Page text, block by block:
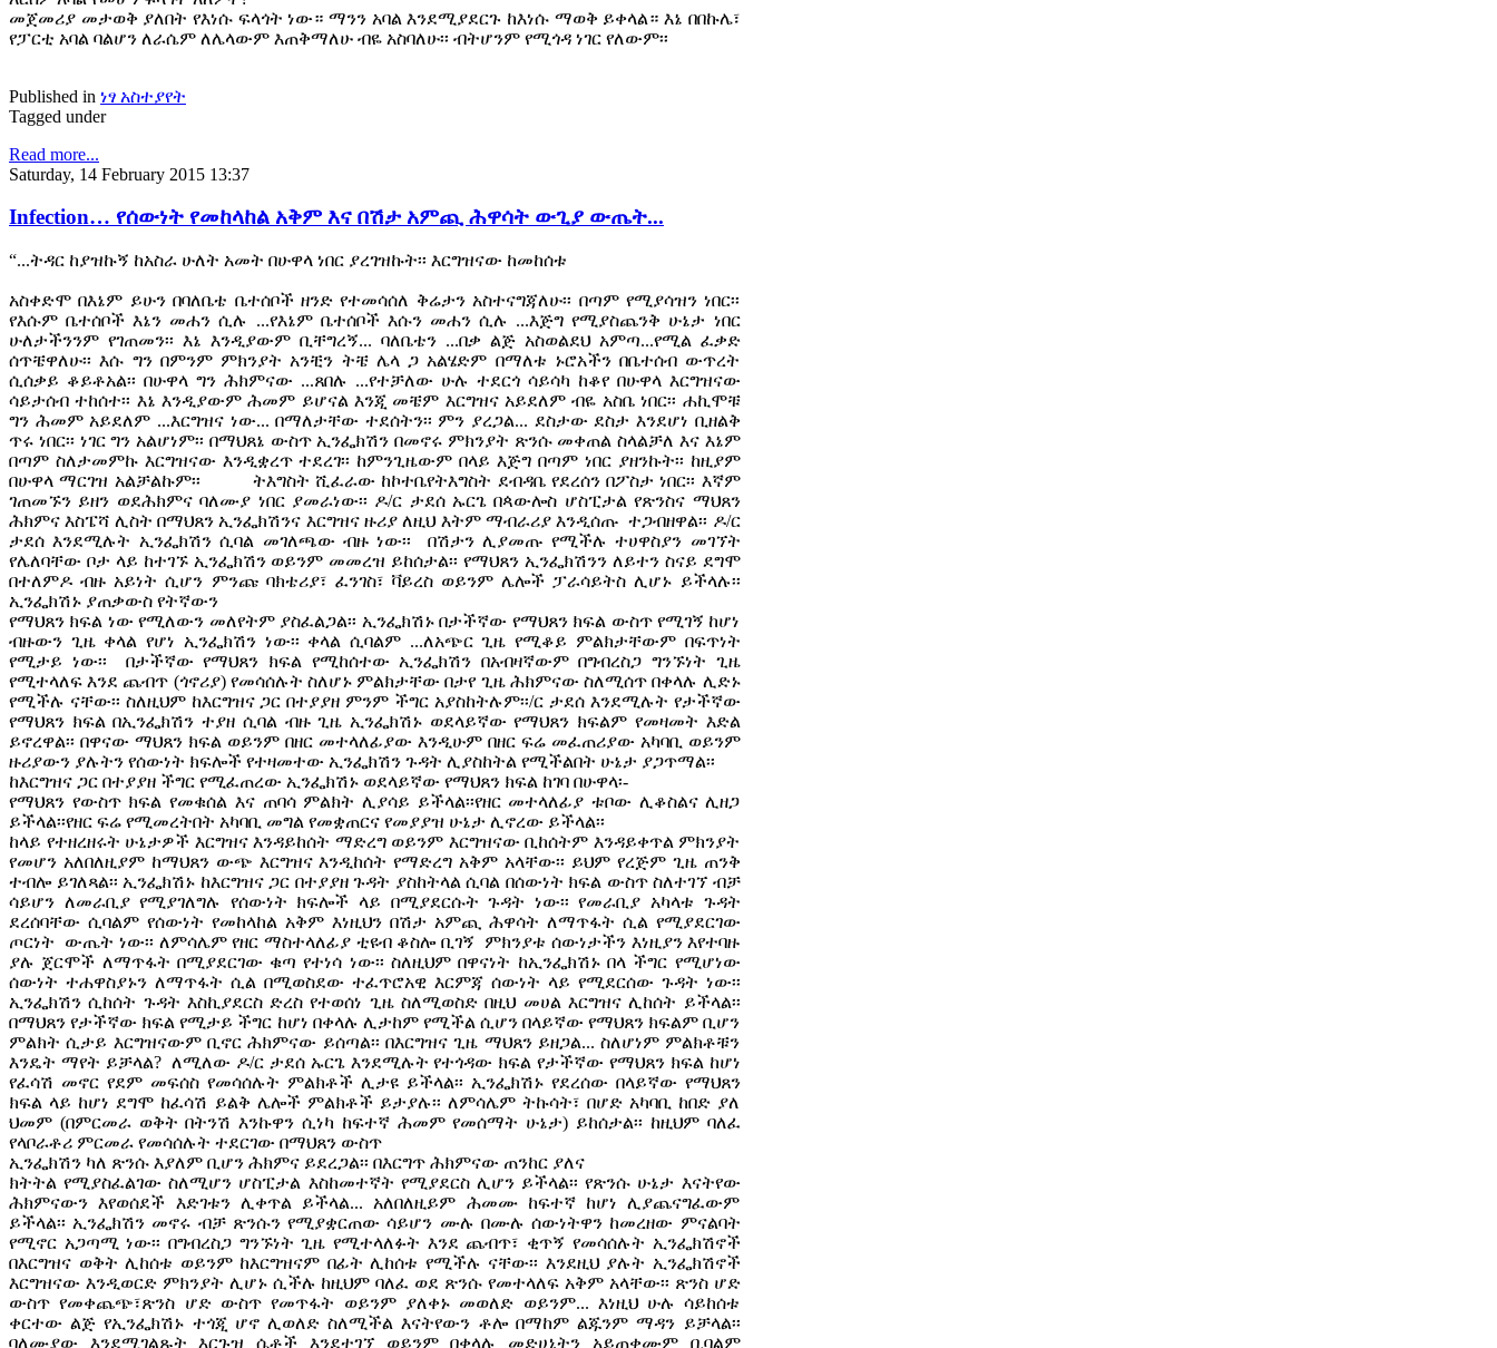
መጀመሪያ መታወቅ ያለበት የእነሱ ፍላጎት ነው። ማንን አባል እንደሚያደርጉ ከእነሱ ማወቅ ይቀላል። እኔ በበኩሌ፣
የፓርቲ አባል ባልሆን ለራሴም ለሌላውም እጠቅማለሁ ብዬ አስባለሁ፡፡ ብትሆንም የሚጎዳ ነገር የለውም፡፡
Published in ነፃ አስተያየት
Tagged under
Read more...
Saturday, 14 February 2015 13:37
Infection… የሰውነት የመከላከል አቅም እና በሽታ አምጪ ሕዋሳት ውጊያ ውጤት...
“...ትዳር ከያዝኩኝ ከአስራ ሁለት አመት በሁዋላ ነበር ያረገዝኩት፡፡ እርግዝናው ከመከሰቱ
አስቀድሞ በእኔም ይሁን በባለቤቴ ቤተሰቦች ዘንድ የተመሳሰለ ቅሬታን አስተናግጃለሁ፡፡ በጣም የሚያሳዝን ነበር፡፡
የእሱም ቤተሰቦች እኔን መሐን ሲሉ ...የእኔም ቤተሰቦች እሱን መሐን ሲሉ ...እጅግ የሚያስጨንቅ ሁኔታ ነበር
ሁለታችንንም የገጠመን፡፡ እኔ እንዲያውም ቢቸግረኝ... ባለቤቴን ...በቃ ልጅ አስወልደህ አምጣ...የሚል ፈቃድ
ሰጥቼዋለሁ፡፡ እሱ ግን በምንም ምክንያት አንቺን ትቼ ሌላ ጋ አልሄድም በማለቱ ኑሮአችን በቤተሰብ ውጥረት
ሲሰቃይ ቆይቶአል፡፡ በሁዋላ ግን ሕክምናው ...ጸበሉ ...የተቻለው ሁሉ ተደርጎ ሳይሳካ ከቆየ በሁዋላ እርግዝናው
ሳይታሰብ ተከሰተ፡፡ እኔ እንዲያውም ሕመም ይሆናል እንጂ መቼም እርግዝና አይደለም ብዬ አስቤ ነበር፡፡ ሐኪሞቹ
ግን ሕመም አይደለም ...እርግዝና ነው... በማለታቸው ተደሰትን፡፡ ምን ያረጋል... ደስታው ደስታ እንደሆነ ቢዘልቅ
ጥሩ ነበር፡፡ ነገር ግን አልሆነም፡፡ በማህጸኔ ውስጥ ኢንፌክሽን በመኖሩ ምክንያት ጽንሱ መቀጠል ስላልቻለ እና እኔም
በጣም ስለታመምኩ እርግዝናው እንዲቋረጥ ተደረገ፡፡ ከምንጊዜውም በላይ እጅግ በጣም ነበር ያዘንኩት፡፡ ከዚያም
በሁዋላ ማርገዝ አልቻልኩም፡፡ ትእግስት ሺፈራው ከኮተቤየትእግስት ደብዳቤ የደረሰን በፖስታ ነበር፡፡ እኛም
ገጠመኙን ይዘን ወደሕክምና ባለሙያ ነበር ያመራነው፡፡ ዶ/ር ታደሰ ኡርጌ በጳውሎስ ሆስፒታል የጽንስና ማህጸን
ሕክምና እስፔሻ ሊስት በማህጸን ኢንፌክሽንና እርግዝና ዙሪያ ለዚህ እትም ማብራሪያ እንዲሰጡ ተጋብዘዋል፡፡ ዶ/ር
ታደሰ እንደሚሉት ኢንፌክሽን ሲባል መገለጫው ብዙ ነው፡፡ በሽታን ሊያመጡ የሚችሉ ተሀዋስያን መገኘት
የሌለባቸው ቦታ ላይ ከተገኙ ኢንፌክሽን ወይንም መመረዝ ይከሰታል፡፡ የማህጸን ኢንፌክሽንን ለይተን ስናይ ደግሞ
በተለምዶ ብዙ አይነት ሲሆን ምንጩ ባክቴሪያ፣ ፈንገስ፣ ቫይረስ ወይንም ሌሎች ፓራሳይትስ ሊሆኑ ይችላሉ፡፡
ኢንፌክሽኑ ያጠቃውስ የትኛውን
የማህጸን ክፍል ነው የሚለውን መለየትም ያስፈልጋል፡፡ ኢንፌክሽኑ በታችኛው የማህጸን ክፍል ውስጥ የሚገኝ ከሆነ
ብዙውን ጊዜ ቀላል የሆነ ኢንፌክሽን ነው፡፡ ቀላል ሲባልም ...ለአጭር ጊዜ የሚቆይ ምልክታቸውም በፍጥነት
የሚታይ ነው፡፡ በታችኛው የማህጸን ክፍል የሚከሰተው ኢንፌክሽን በአብዛኛውም በግብረስጋ ግንኙነት ጊዜ
የሚተላለፍ እንደ ጨብጥ (ጎኖሪያ) የመሳሰሉት ስለሆኑ ምልክታቸው በታየ ጊዜ ሕክምናው ስለሚሰጥ በቀላሉ ሊድኑ
የሚችሉ ናቸው፡፡ ስለዚህም ከእርግዝና ጋር በተያያዘ ምንም ችግር አያስከትሉም፡፡/ር ታደሰ እንደሚሉት የታችኛው
የማህጸን ክፍል በኢንፌክሽን ተያዘ ሲባል ብዙ ጊዜ ኢንፌክሽኑ ወደላይኛው የማህጸን ክፍልም የመዛመት እድል
ይኖረዋል፡፡ በዋናው ማህጸን ክፍል ወይንም በዘር መተላለፊያው እንዲሁም በዘር ፍሬ መፈጠሪያው አካባቢ ወይንም
ዙሪያውን ያሉትን የሰውነት ክፍሎች የተዛመተው ኢንፌክሽን ጉዳት ሊያስከትል የሚችልበት ሁኔታ ያጋጥማል፡፡
ከእርግዝና ጋር በተያያዘ ችግር የሚፈጠረው ኢንፌክሽኑ ወደላይኛው የማህጸን ክፍል ከገባ በሁዋላ፡-
የማህጸን የውስጥ ክፍል የመቁሰል እና ጠባሳ ምልክት ሊያሳይ ይችላል፡፡የዘር መተላለፊያ ቱቦው ሊቆስልና ሊዘጋ
ይችላል፡፡የዘር ፍሬ የሚመረትበት አካባቢ መግል የመቋጠርና የመያያዝ ሁኔታ ሊኖረው ይችላል፡፡
ከላይ የተዘረዘሩት ሁኔታዎች እርግዝና እንዳይከሰት ማድረግ ወይንም እርግዝናው ቢከሰትም እንዳይቀጥል ምክንያት
የመሆን አለበለዚያም ከማህጸን ውጭ እርግዝና እንዲከሰት የማድረግ አቅም አላቸው፡፡ ይህም የረጅም ጊዜ ጠንቅ
ተብሎ ይገለጻል፡፡ ኢንፌክሽኑ ከእርግዝና ጋር በተያያዘ ጉዳት ያስከትላል ሲባል በሰውነት ክፍል ውስጥ ስለተገኘ ብቻ
ሳይሆን ለመራቢያ የሚያገለግሉ የሰውነት ክፍሎች ላይ በሚያደርሱት ጉዳት ነው፡፡ የመራቢያ አካላቱ ጉዳት
ደረሰባቸው ሲባልም የሰውነት የመከላከል አቅም እነዚህን በሽታ አምጪ ሕዋሳት ለማጥፋት ሲል የሚያደርገው
ጦርነት ውጤት ነው፡፡ ለምሳሌም የዘር ማስተላለፊያ ቲዩብ ቆስሎ ቢገኝ ምክንያቱ ሰውነታችን እነዚያን እየተባዙ
ያሉ ጀርሞች ለማጥፋት በሚያደርገው ቁጣ የተነሳ ነው፡፡ ስለዚህም በዋናነት ከኢንፌክሽኑ በላ ችግር የሚሆነው
ሰውነት ተሐዋስያኑን ለማጥፋት ሲል በሚወስደው ተፈጥሮአዊ እርምጃ ሰውነት ላይ የሚደርሰው ጉዳት ነው፡፡
ኢንፌክሽን ሲከሰት ጉዳት እስኪያደርስ ድረስ የተወሰነ ጊዜ ስለሚወስድ በዚህ መሀል እርግዝና ሊከሰት ይችላል፡፡
በማህጸን የታችኛው ክፍል የሚታይ ችግር ከሆነ በቀላሉ ሊታከም የሚችል ሲሆን በላይኛው የማህጸን ክፍልም ቢሆን
ምልክት ሲታይ እርግዝናውም ቢኖር ሕክምናው ይሰጣል፡፡ በእርግዝና ጊዜ ማህጸን ይዘጋል... ስለሆነም ምልክቶቹን
እንዴት ማየት ይቻላል? ለሚለው ዶ/ር ታደሰ ኡርጌ እንደሚሉት የተጎዳው ክፍል የታችኛው የማህጸን ክፍል ከሆነ
የፈሳሽ መኖር የደም መፍሰስ የመሳሰሉት ምልክቶች ሊታዩ ይችላል፡፡ ኢንፌክሽኑ የደረሰው በላይኛው የማህጸን
ክፍል ላይ ከሆነ ደግሞ ከፈሳሽ ይልቅ ሌሎች ምልክቶች ይታያሉ፡፡ ለምሳሌም ትኩሳት፣ በሆድ አካባቢ ከበድ ያለ
ህመም (በምርመራ ወቅት በትንሽ እንኩዋን ሲነካ ከፍተኛ ሕመም የመሰማት ሁኔታ) ይከሰታል፡፡ ከዚህም ባለፈ
የላቦራቶሪ ምርመራ የመሳሰሉት ተደርገው በማህጸን ውስጥ
ኢንፌክሽን ካለ ጽንሱ እያለም ቢሆን ሕክምና ይደረጋል፡፡ በእርግጥ ሕክምናው ጠንከር ያለና
ክትትል የሚያስፈልገው ስለሚሆን ሆስፒታል እስከመተኛት የሚያደርስ ሊሆን ይችላል፡፡ የጽንሱ ሁኔታ እናትየው
ሕክምናውን እየወሰደች እድገቱን ሊቀጥል ይችላል... አለበለዚይም ሕመሙ ከፍተኛ ከሆነ ሊያጨናግፈውም
ይችላል፡፡ ኢንፌክሽን መኖሩ ብቻ ጽንሱን የሚያቋርጠው ሳይሆን ሙሉ በሙሉ ሰውነትዋን ከመረዘው ምናልባት
የሚኖር አጋጣሚ ነው፡፡ በግብረስጋ ግንኙነት ጊዜ የሚተላለፉት እንደ ጨብጥ፣ ቂጥኝ የመሳሰሉት ኢንፌክሽኖች
በእርግዝና ወቅት ሊከሰቱ ወይንም ከእርግዝናም በፊት ሊከሰቱ የሚችሉ ናቸው፡፡ እንደዚህ ያሉት ኢንፌክሽኖች
እርግዝናው እንዲወርድ ምክንያት ሊሆኑ ሲችሉ ከዚህም ባለፈ ወደ ጽንሱ የመተላለፍ አቅም አላቸው፡፡ ጽንስ ሆድ
ውስጥ የመቀጨጭ፣ጽንስ ሆድ ውስጥ የመጥፋት ወይንም ያለቀኑ መወለድ ወይንም... እነዚህ ሁሉ ሳይከሰቱ
ቀርተው ልጅ የኢንፌክሽኑ ተጎጂ ሆኖ ሊወለድ ስለሚችል እናትየውን ቶሎ በማከም ልጁንም ማዳን ይቻላል፡፡
ባለሙያው እንደሚገልጹት እርጉዝ ሴቶች እንደተገኘ ወይንም በቀላሉ መድሀኒትን አይጠቀሙም ቢባልም